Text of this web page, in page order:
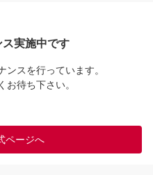
実施中です
ンスを行っています。
お待ち下さい。
ページへ